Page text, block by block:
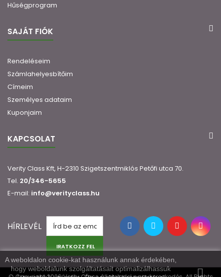
Hűségprogram
SAJÁT FIÓK
Rendeléseim
Számlahelyesbítőim
Címeim
Személyes adataim
Kuponjaim
KAPCSOLAT
Verity Class Kft, H-2310 Szigetszentmiklós Petőfi utca 70.
Tel. 20/346-5655
E-mail: info@verityclass.hu
HÍRLEVÉL
IRATKOZZ FEL
A weboldalon cookie-kat használunk annak érdekében,
hogy weboldalunk szolgáltatásait optimalizálhassuk